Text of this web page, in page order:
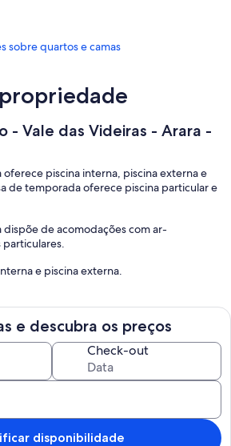
sobre quartos e camas
- Vale das Videiras - Arara -
oferece piscina interna, piscina externa e
de temporada oferece piscina particular e
dispõe de acomodações com ar-
e piscina externa.
e descubra os preços
Check-out
disponibilidade